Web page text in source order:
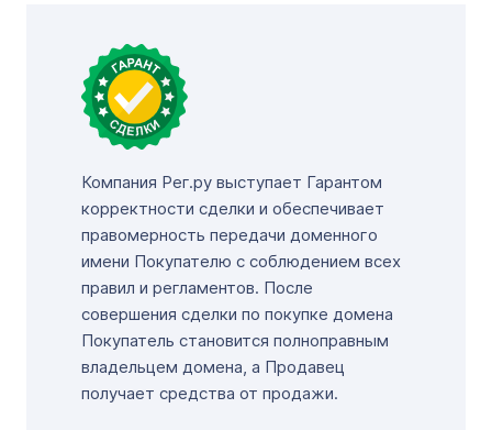
Компания Рег.ру выступает Гарантом
корректности сделки и обеспечивает
правомерность передачи доменного
имени Покупателю с соблюдением всех
правил и регламентов. После
совершения сделки по покупке домена
Покупатель становится полноправным
владельцем домена, а Продавец
получает средства от продажи.